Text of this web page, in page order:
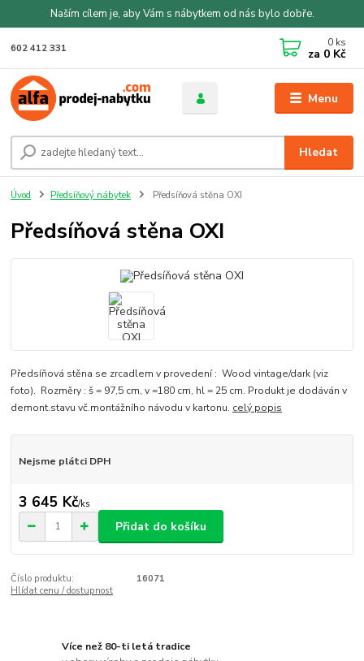
Naším cílem je, aby Vám s nábytkem od nás bylo dobře.
Menu
Hledat
602 412 331 0 ks
za 0 Kč
Úvod Předsíňový nábytek Předsíňová stěna OXI
Předsíňová stěna OXI
Předsíňová stěna se zrcadlem v provedení : Wood vintage/dark (viz
foto). Rozměry : š = 97,5 cm, v =180 cm, hl = 25 cm. Produkt je dodáván v
demont.stavu vč.montážního návodu v kartonu. celý popis
Nejsme plátci DPH
3 645 Kč/ks
Přidat do košíku
Číslo produktu:
16071
Hlídat cenu / dostupnost
Více než 80-ti letá tradice